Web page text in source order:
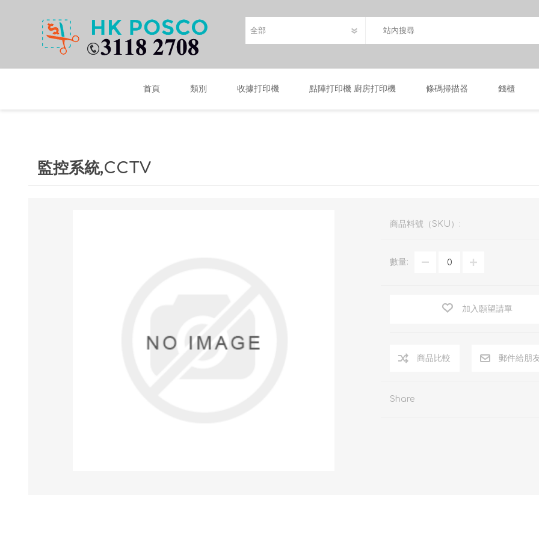
首頁 類別 收據打印機 點陣打印機 廚房打印機 條碼掃描器 錢櫃
監控系統,CCTV
商品料號（SKU）:
數量:
加入願望請單
商品比較 郵件給朋
Share